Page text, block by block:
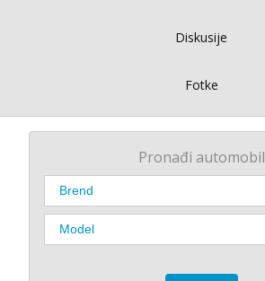
Diskusije
Fotke
Pronađi automobil